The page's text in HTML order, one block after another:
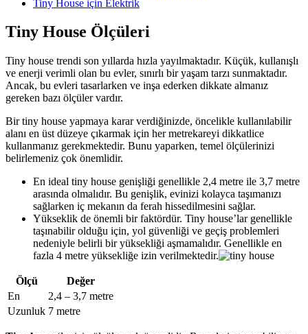
Tiny House için Elektrik
Tiny House Ölçüleri
Tiny house trendi son yıllarda hızla yayılmaktadır. Küçük, kullanışlı
ve enerji verimli olan bu evler, sınırlı bir yaşam tarzı sunmaktadır.
Ancak, bu evleri tasarlarken ve inşa ederken dikkate almanız
gereken bazı ölçüler vardır.
Bir tiny house yapmaya karar verdiğinizde, öncelikle kullanılabilir
alanı en üst düzeye çıkarmak için her metrekareyi dikkatlice
kullanmanız gerekmektedir. Bunu yaparken, temel ölçülerinizi
belirlemeniz çok önemlidir.
En ideal tiny house genişliği genellikle 2,4 metre ile 3,7 metre
arasında olmalıdır. Bu genişlik, evinizi kolayca taşımanızı
sağlarken iç mekanın da ferah hissedilmesini sağlar.
Yükseklik de önemli bir faktördür. Tiny house’lar genellikle
taşınabilir olduğu için, yol güvenliği ve geçiş problemleri
nedeniyle belirli bir yüksekliği aşmamalıdır. Genellikle en
fazla 4 metre yüksekliğe izin verilmektedir.
Ölçü
Değer
En
2,4 – 3,7 metre
Uzunluk 7 metre